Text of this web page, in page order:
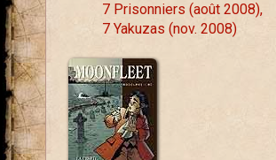
7 Prisonniers (août 2008),
7 Yakuzas (nov. 2008)